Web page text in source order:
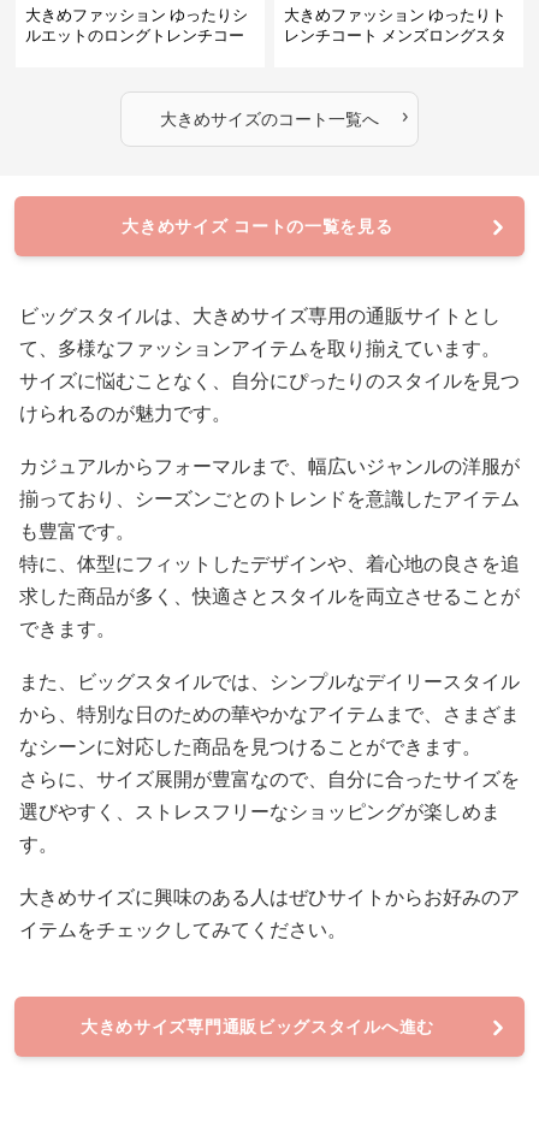
大きめファッション ゆったりシ
ルエットのロングトレンチコー
大きめファッション ゆったりト
レンチコート メンズロングスタ
大きめサイズのコート一覧へ ›
大きめサイズ コートの一覧を見る
ビッグスタイルは、大きめサイズ専用の通販サイトとし
て、多様なファッションアイテムを取り揃えています。
サイズに悩むことなく、自分にぴったりのスタイルを見つ
けられるのが魅力です。
カジュアルからフォーマルまで、幅広いジャンルの洋服が
揃っており、シーズンごとのトレンドを意識したアイテム
も豊富です。
特に、体型にフィットしたデザインや、着心地の良さを追
求した商品が多く、快適さとスタイルを両立させることが
できます。
また、ビッグスタイルでは、シンプルなデイリースタイル
から、特別な日のための華やかなアイテムまで、さまざま
なシーンに対応した商品を見つけることができます。
さらに、サイズ展開が豊富なので、自分に合ったサイズを
選びやすく、ストレスフリーなショッピングが楽しめま
す。
大きめサイズに興味のある人はぜひサイトからお好みのア
イテムをチェックしてみてください。
大きめサイズ専門通販ビッグスタイルへ進む